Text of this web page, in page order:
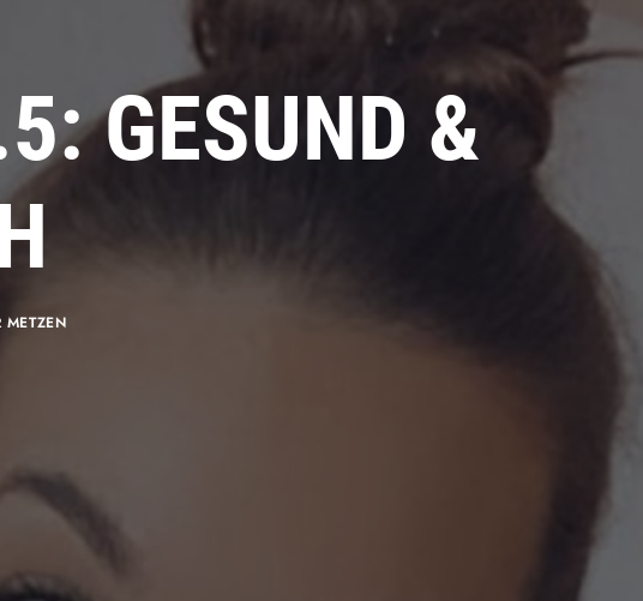
GESUND &
METZEN